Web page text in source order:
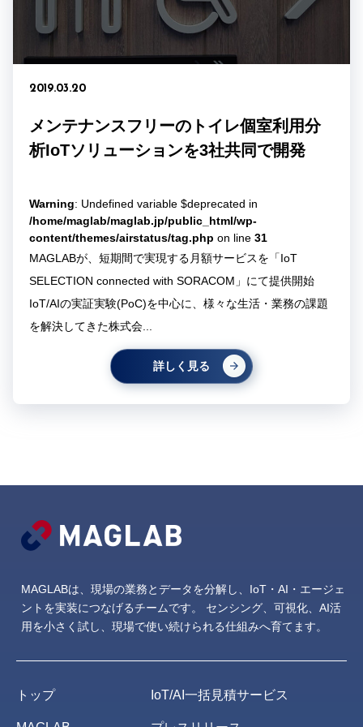
2019.03.20
メンテナンスフリーのトイレ個室利用分
析IoTソリューションを3社共同で開発
Warning: Undefined variable $deprecated in
/home/maglab/maglab.jp/public_html/wp-
content/themes/airstatus/tag.php on line 31
MAGLABが、短期間で実現する月額サービスを「IoT
SELECTION connected with SORACOM」にて提供開始
IoT/AIの実証実験(PoC)を中心に、様々な生活・業務の課題
を解決してきた株式会...
詳しく見る
MAGLABは、現場の業務とデータを分解し、IoT・AI・エージェ
ントを実装につなげるチームです。
センシング、可視化、AI活
用を小さく試し、現場で使い続けられる仕組みへ育てます。
トップ IoT/AI一括見積サービス